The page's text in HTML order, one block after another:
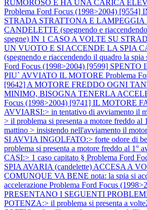
RUMOROSO E HA UNA CARICA
Problema Ford Focus (1998>2004) [9554]
STRADA STRATTONA E LAMPEGGIA
CANDELETTE (spegnendo e
spegne) IN 1 CASO A VOLTE SU
UN VUOTO E SI ACCENDE LA SPIA
(spegnendo e riaccendendo il quadro la spia
Ford Focus (1998>2004) [9599] SPENTO
PIU` AVVIATO IL MOTORE Problema
[9642] A MOTORE FREDDO OGNI
MINIMO, BISOGNA TENERLA
Focus (1998>2004) [9741] IL MOTORE
AVVIARSI:> in tentativo di avviamento il
> il problema si presenta a motore freddo al
mattino > insistendo nell'avviamento il
SI AVVIA INGOLFATO:> forte odore di
problema si presenta a motore freddo al 1°
CASI:> 1 caso capitato § Problema Ford
SPIA AVARIA (candelette) ACCESA A
COMUNQUE VA BENE nota: la spia si
accelerazione Problema Ford Focus
PRESENTANO I SEGUENTI
POTENZA:> il problema si presenta a